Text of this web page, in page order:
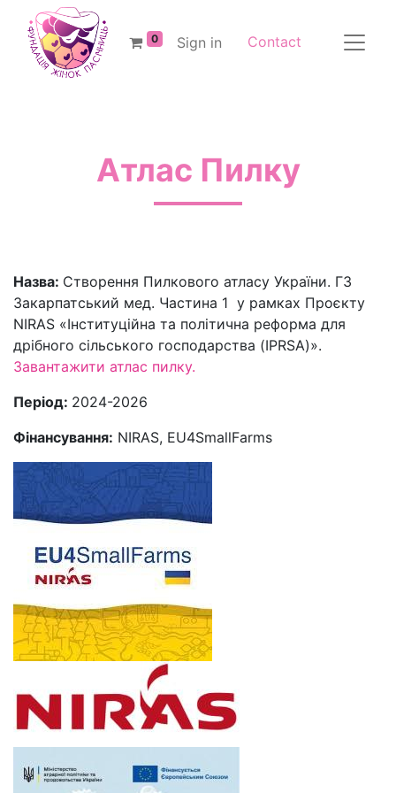
0 Sign in Contact
Атлас Пилку
Назва: Створення Пилкового атласу України. ГЗ
Закарпатський мед. Частина 1 у рамках Проєкту
NIRAS «Інституційна та політична реформа для
дрібного сільського господарства (IPRSA)».
Завантажити атлас пилку.
Період: 2024-2026
Фінансування: NIRAS, EU4SmallFarms